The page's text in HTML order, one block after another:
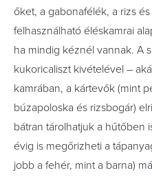
őket, a gabonafélék, a rizs
felhasználható éléskamrai
ha mindig kéznél vannak. A
kukoricaliszt kivételével –
kamrában, a kártevők (mint
búzapoloska és rizsbogár)
bátran tárolhatjuk a hűtőben
évig is megőrizheti a
jobb a fehér, mint a barna)